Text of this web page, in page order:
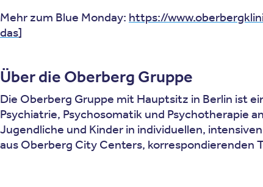
Mehr zum Blue Monday: https://
das]
Über die Oberberg Gruppe
Die Oberberg Gruppe mit Hauptsitz in Berlin ist
Psychiatrie, Psychosomatik und Psychotherapie
Jugendliche und Kinder in individuellen,
aus Oberberg City Centers, korrespondierenden